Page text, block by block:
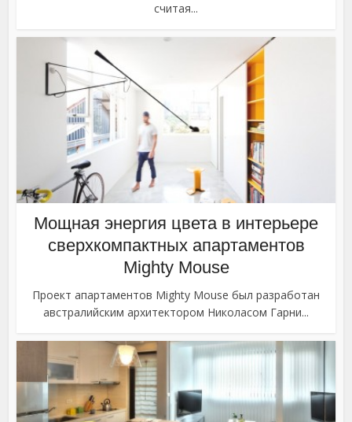
считая...
Мощная энергия цвета в интерьере
сверхкомпактных апартаментов
Mighty Mouse
Проект апартаментов Mighty Mouse был разработан
австралийским архитектором Николасом Гарни...